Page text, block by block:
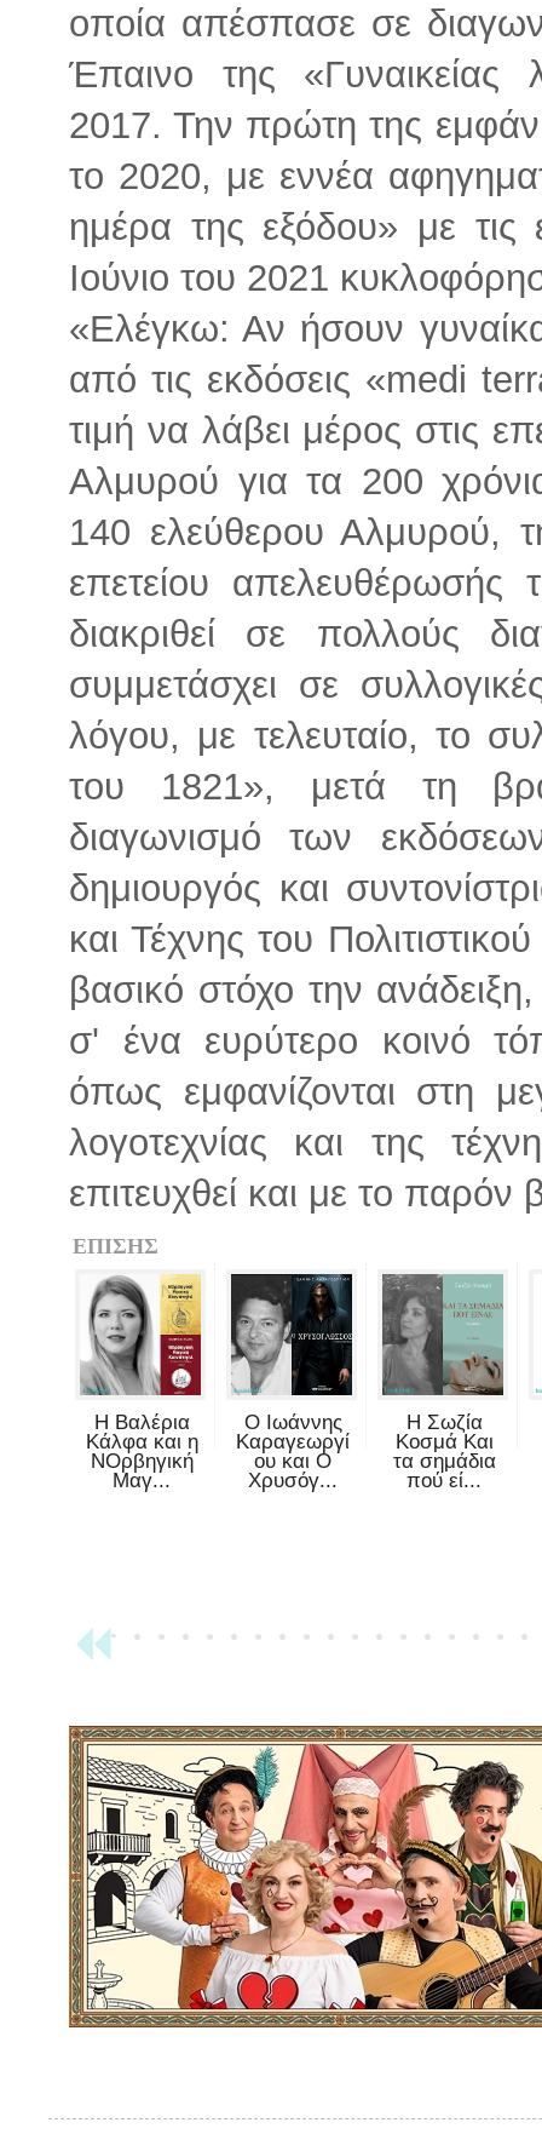
οποία απέσπασε σε
Έπαινο της «Γυναικείας
2017. Την πρώτη της
το 2020, με εννέα
ημέρα της εξόδου» με
Ιούνιο του 2021
«Ελέγκω: Αν ήσουν
από τις εκδόσεις «medi
τιμή να λάβει μέρος στις
Αλμυρού για τα 200
140 ελεύθερου Αλμυρού,
επετείου
διακριθεί σε πολλούς
συμμετάσχει σε
λόγου, με τελευταίο, το
του 1821», μετά τη
διαγωνισμό των
δημιουργός και
και Τέχνης του
βασικό στόχο την
σ' ένα ευρύτερο κοινό
όπως εμφανίζονται στη
λογοτεχνίας και της
επιτευχθεί και με το παρόν
ΕΠΙΣΗΣ
Η Βαλέρια
Κάλφα και η
ΝΟρβηγική
Μαγ...
Ο Ιωάννης
Καραγεωργί
ου και Ο
Χρυσόγ...
Η Σωζία
Κοσμά Και
τα σημάδια
πού εί...